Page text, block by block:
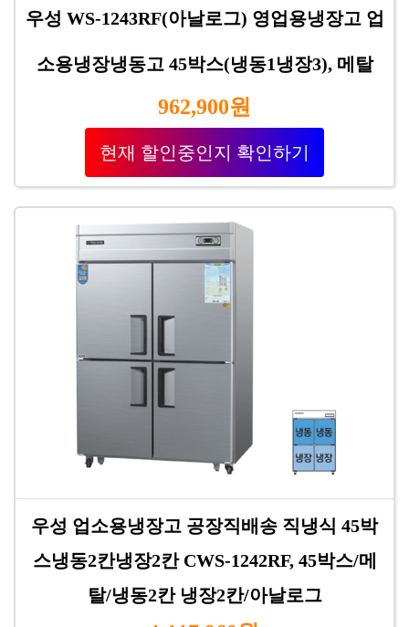
우성 WS-1243RF(아날로그) 영업용냉장고 업
소용냉장냉동고 45박스(냉동1냉장3), 메탈
962,900원
현재 할인중인지 확인하기
우성 업소용냉장고 공장직배송 직냉식 45박
스냉동2칸냉장2칸 CWS-1242RF, 45박스/메
탈/냉동2칸 냉장2칸/아날로그